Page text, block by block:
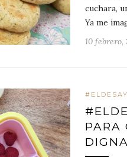
cuchara,
Ya me
10 febrero,
PARA